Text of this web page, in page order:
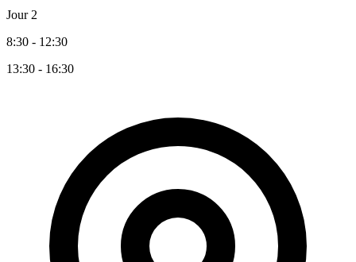
Jour 2
8:30 - 12:30
13:30 - 16:30